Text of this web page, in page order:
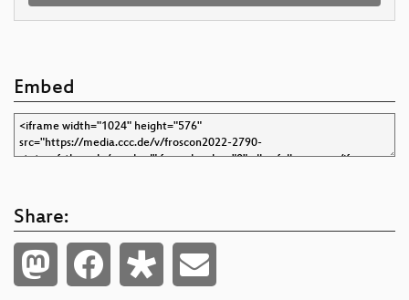
Embed
Share: